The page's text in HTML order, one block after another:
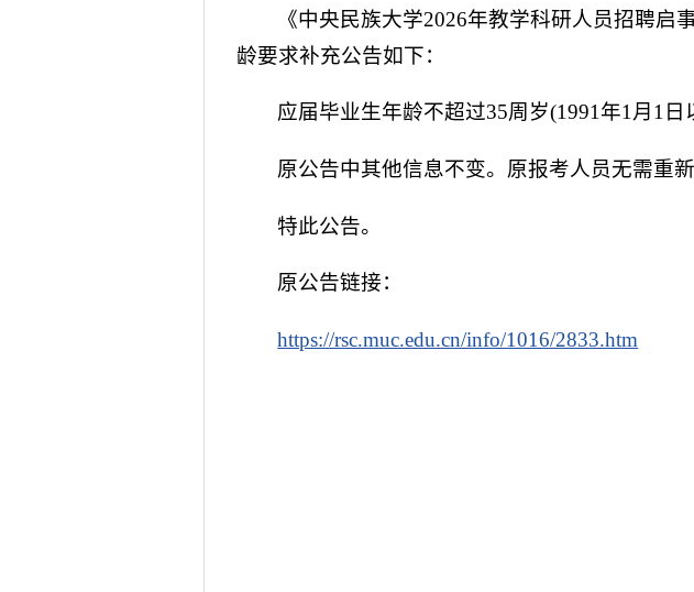
《中央民族大学2026年教学科研人员招聘
龄要求补充公告如下：
应届毕业生年龄不超过35周岁(1991年1月1日
原公告中其他信息不变。原报考人员无需重新
特此公告。
原公告链接：
https://rsc.muc.edu.cn/info/1016/2833.htm